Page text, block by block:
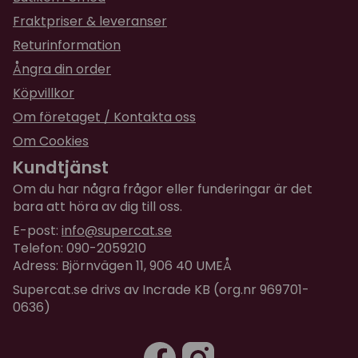
Storlek på tub: 100 ml
Fraktpriser & leveranser
Returinformation
Ångra din order
Köpvillkor
Om företaget / Kontakta oss
Om Cookies
Kundtjänst
Om du har några frågor eller funderingar är det
bara att höra av dig till oss.
E-post: info@supercat.se
Telefon: 090-2059210
Adress: Björnvägen 11, 906 40 UMEÅ
Supercat.se drivs av Incrade KB (org.nr 969701-
0636)